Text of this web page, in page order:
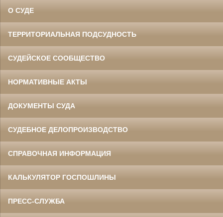
О СУДЕ
ТЕРРИТОРИАЛЬНАЯ ПОДСУДНОСТЬ
СУДЕЙСКОЕ СООБЩЕСТВО
НОРМАТИВНЫЕ АКТЫ
ДОКУМЕНТЫ СУДА
СУДЕБНОЕ ДЕЛОПРОИЗВОДСТВО
СПРАВОЧНАЯ ИНФОРМАЦИЯ
КАЛЬКУЛЯТОР ГОСПОШЛИНЫ
ПРЕСС-СЛУЖБА